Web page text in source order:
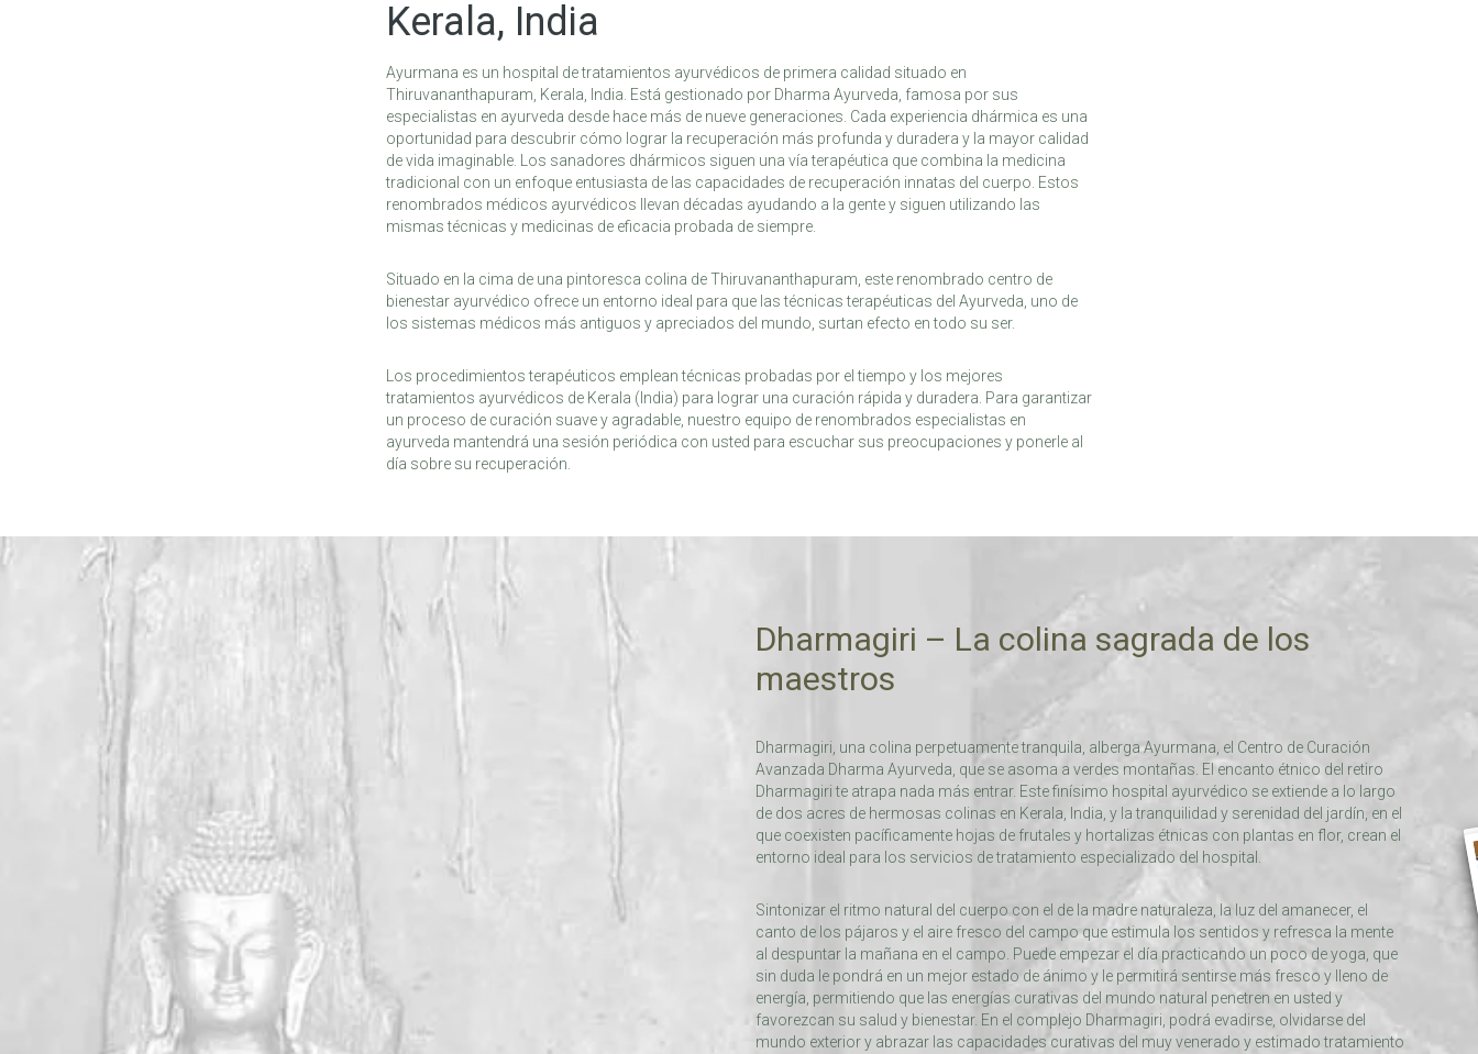
Kerala, India
Ayurmana es un hospital de tratamientos ayurvédicos de primera calidad situado en
Thiruvananthapuram, Kerala, India. Está gestionado por Dharma Ayurveda, famosa por sus
especialistas en ayurveda desde hace más de nueve generaciones. Cada experiencia dhármica es una
oportunidad para descubrir cómo lograr la recuperación más profunda y duradera y la mayor calidad
de vida imaginable. Los sanadores dhármicos siguen una vía terapéutica que combina la medicina
tradicional con un enfoque entusiasta de las capacidades de recuperación innatas del cuerpo. Estos
renombrados médicos ayurvédicos llevan décadas ayudando a la gente y siguen utilizando las
mismas técnicas y medicinas de eficacia probada de siempre.
Situado en la cima de una pintoresca colina de Thiruvananthapuram, este renombrado centro de
bienestar ayurvédico ofrece un entorno ideal para que las técnicas terapéuticas del Ayurveda, uno de
los sistemas médicos más antiguos y apreciados del mundo, surtan efecto en todo su ser.
Los procedimientos terapéuticos emplean técnicas probadas por el tiempo y los mejores
tratamientos ayurvédicos de Kerala (India) para lograr una curación rápida y duradera. Para garantizar
un proceso de curación suave y agradable, nuestro equipo de renombrados especialistas en
ayurveda mantendrá una sesión periódica con usted para escuchar sus preocupaciones y ponerle al
día sobre su recuperación.
Dharmagiri – La colina sagrada de los
maestros
Dharmagiri, una colina perpetuamente tranquila, alberga Ayurmana, el Centro de Curación
Avanzada Dharma Ayurveda, que se asoma a verdes montañas. El encanto étnico del retiro
Dharmagiri te atrapa nada más entrar. Este finísimo hospital ayurvédico se extiende a lo largo
de dos acres de hermosas colinas en Kerala, India, y la tranquilidad y serenidad del jardín, en el
que coexisten pacíficamente hojas de frutales y hortalizas étnicas con plantas en flor, crean el
entorno ideal para los servicios de tratamiento especializado del hospital.
Sintonizar el ritmo natural del cuerpo con el de la madre naturaleza, la luz del amanecer, el
canto de los pájaros y el aire fresco del campo que estimula los sentidos y refresca la mente
al despuntar la mañana en el campo. Puede empezar el día practicando un poco de yoga, que
sin duda le pondrá en un mejor estado de ánimo y le permitirá sentirse más fresco y lleno de
energía, permitiendo que las energías curativas del mundo natural penetren en usted y
favorezcan su salud y bienestar. En el complejo Dharmagiri, podrá evadirse, olvidarse del
mundo exterior y abrazar las capacidades curativas del muy venerado y estimado tratamiento